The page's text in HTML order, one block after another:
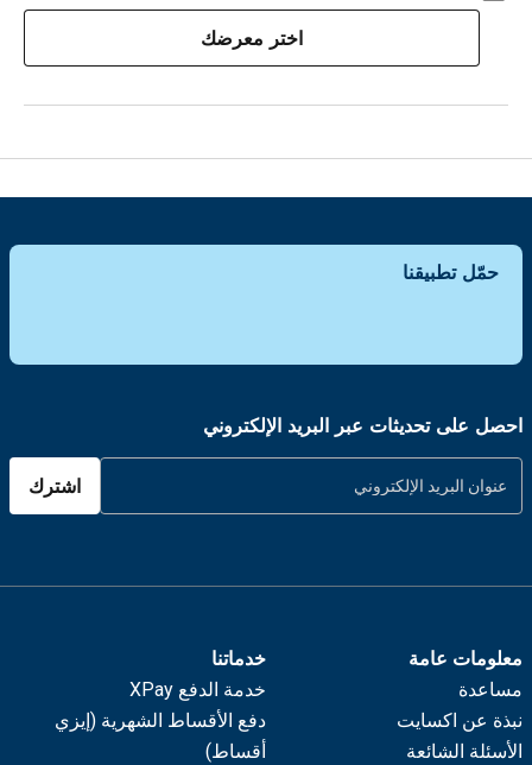
اختر معرضك
حمّل تطبيقنا
احصل على تحديثات عبر البريد الإلكتروني
اشترك
معلومات عامة
مساعدة
نبذة عن اكسايت
الأسئلة الشائعة
خدماتنا
خدمة الدفع XPay
دفع الأقساط الشهرية (إيزي
أقساط)